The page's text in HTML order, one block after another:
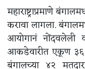
महाराष्ट्राप्रमाणे
करावा लागला.
आयोगानं
आकडेवारीत एकूण